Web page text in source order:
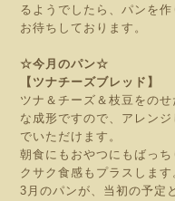
るようでしたら、パンを作
お待ちしております。
☆今月のパン☆
【ツナチーズブレッド】
ツナ＆チーズ＆枝豆をの
な成形ですので、アレン
でいただけます。
朝食にもおやつにもばっ
クサク食感もプラスします
3 月のパンが、当初の予定